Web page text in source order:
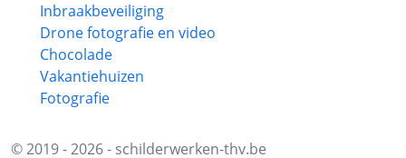
Inbraakbeveiliging
Drone fotografie en video
Chocolade
Vakantiehuizen
Fotografie
© 2019 - 2026 - schilderwerken-thv.be